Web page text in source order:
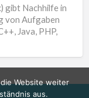
gibt Nachhilfe in
von Aufgaben
Java, PHP,
Website weiter
aus.